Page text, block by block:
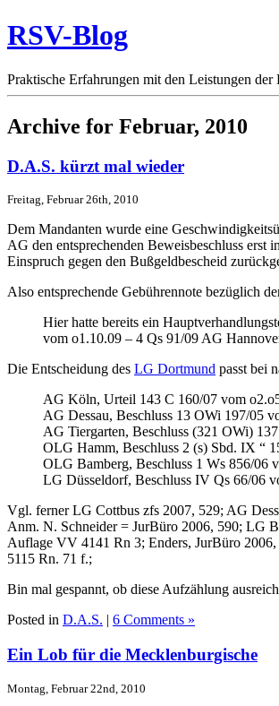
RSV-Blog
Praktische Erfahrungen mit den Leistungen der
Archive for Februar, 2010
D.A.S. kürzt mal wieder
Freitag, Februar 26th, 2010
Dem Mandanten wurde eine
AG den entsprechenden Beweisbeschluss erst
Einspruch gegen den Bußgeldbescheid
Also entsprechende Gebührennote bezüglich
Hier hatte bereits ein
vom o1.10.09 – 4 Qs 91/09 AG
Die Entscheidung des LG Dortmund passt bei
AG Köln, Urteil 143 C 160/07 vom
AG Dessau, Beschluss 13 OWi 197/05
AG Tiergarten, Beschluss (321 OWi)
OLG Hamm, Beschluss 2 (s) Sbd. IX “
OLG Bamberg, Beschluss 1 Ws 856/06
LG Düsseldorf, Beschluss IV Qs 66/06
Vgl. ferner LG Cottbus zfs 2007, 529; AG
Anm. N. Schneider = JurBüro 2006, 590; LG
Auflage VV 4141 Rn 3; Enders, JurBüro
5115 Rn. 71 f.;
Bin mal gespannt, ob diese Aufzählung
Posted in D.A.S. | 6 Comments »
Ein Lob für die Mecklenburgische
Montag, Februar 22nd, 2010